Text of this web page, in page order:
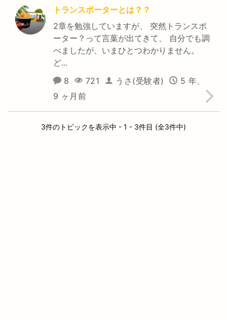
トランスポーターとは？？
2章を勉強していますが、 突然トランスポ
ーター？って言葉が出てきて、 自分でも調
べましたが、いまひとつわかりません。
ど...
8
721 うさ(受験者)
5 年、
9 ヶ月前
3件のトピックを表示中 - 1 - 3件目 (全3件中)